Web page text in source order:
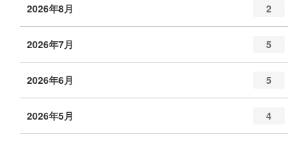
2026年8月 2
2026年7月 5
2026年6月 5
2026年5月 4